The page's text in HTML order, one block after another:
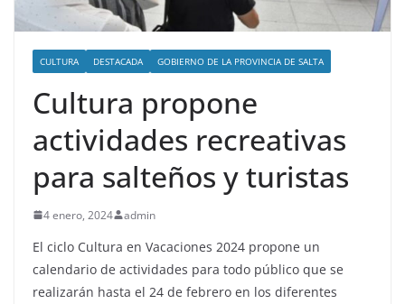
CULTURA DESTACADA GOBIERNO DE LA PROVINCIA DE SALTA
Cultura propone
actividades recreativas
para salteños y turistas
4 enero, 2024 admin
El ciclo Cultura en Vacaciones 2024 propone un
calendario de actividades para todo público que se
realizarán hasta el 24 de febrero en los diferentes